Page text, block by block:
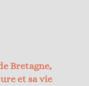
Bretagne,
et sa vie